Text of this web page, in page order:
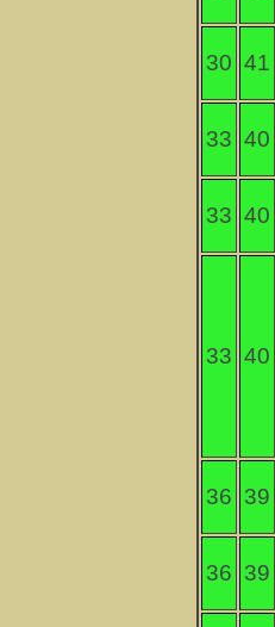
30 41
33 40
33 40
33 40
36 39
36 39